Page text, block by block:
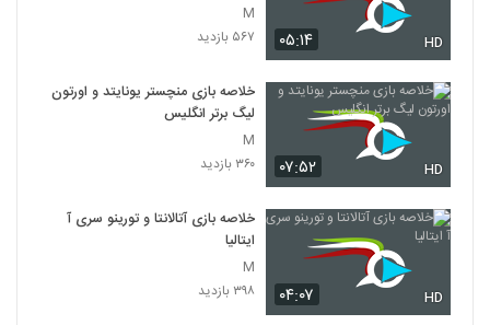
۰۵:۱۴ HD
M
۵۶۷ بازدید
۰۷:۵۲ HD
خلاصه بازی منچستر یونایتد و اورتون
لیگ برتر انگلیس
M
۳۶۰ بازدید
۰۴:۰۷ HD
خلاصه بازی آتالانتا و تورینو سری آ
ایتالیا
M
۳۹۸ بازدید